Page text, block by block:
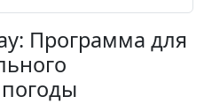
Программа для